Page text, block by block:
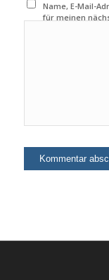
Name, E-Mail-
für meinen